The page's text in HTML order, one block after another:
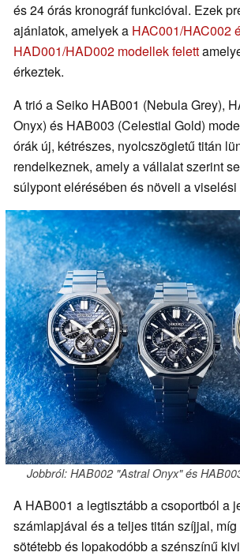
és 24 órás kronográf funkcióval. Ezek
ajánlatok, amelyek a HAC001/HAC002
HAD001/HAD002 modellek felett
érkeztek.
A trió a Seiko HAB001 (Nebula Grey),
Onyx) és HAB003 (Celestial Gold)
órák új, kétrészes, nyolcszögletű titán
rendelkeznek, amely a vállalat szerint
súlypont elérésében és növeli a viselési
Jobbról: HAB002 "Astral Onyx" és
A HAB001 a legtisztább a csoportból a
számlapjával és a teljes titán szíjjal,
sötétebb és lopakodóbb a szénszínű